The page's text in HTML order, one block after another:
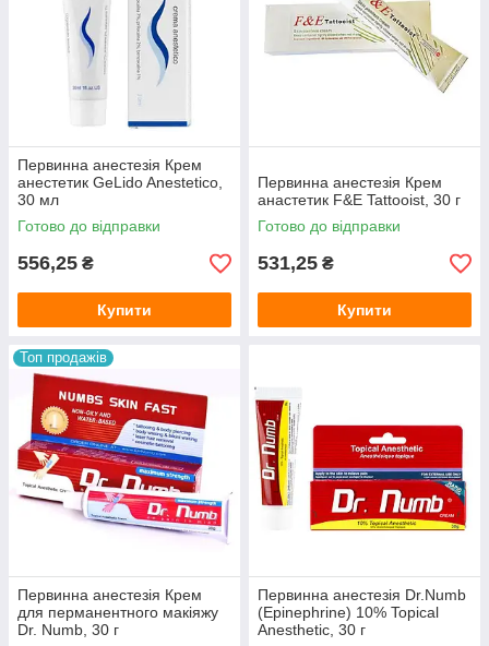
Первинна анестезія Крем
анестетик GeLido Anestetico,
30 мл
Готово до відправки
556,25 ₴
Купити
Первинна анестезія Крем
анастетик F&E Tattooist, 30 г
Готово до відправки
531,25 ₴
Купити
Топ продажів
Первинна анестезія Крем
для перманентного макіяжу
Dr. Numb, 30 г
Первинна анестезія Dr.Numb
(Epinephrine) 10% Topical
Anesthetic, 30 г